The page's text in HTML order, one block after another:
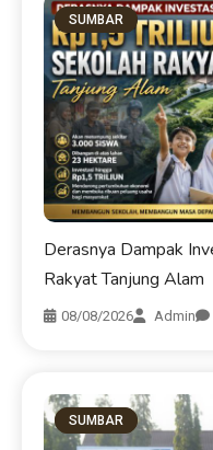
SUMBAR
Derasnya Dampak
Rakyat Tanjung Alam
08/08/2026 Admin
SUMBAR